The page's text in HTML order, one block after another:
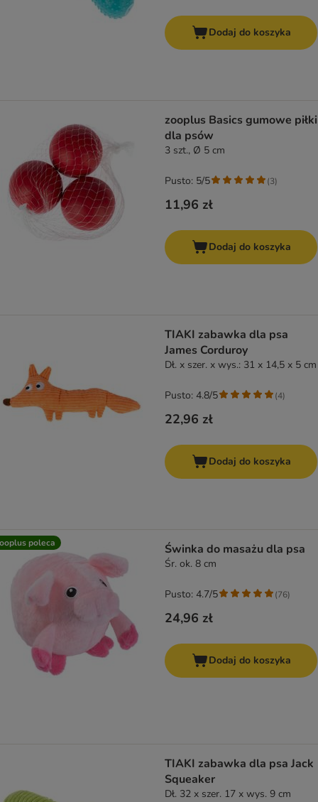
Dodaj do koszyka
zooplus Basics gumowe piłki
dla psów
3 szt., Ø 5 cm
11,96 zł
Pusto: 5/5 (3)
Dodaj do koszyka
TIAKI zabawka dla psa
James Corduroy
Dł. x szer. x wys.: 31 x 14,5 x 5 cm
22,96 zł
Pusto: 4.8/5 (4)
Dodaj do koszyka
poleca Świnka do masażu dla psa
Śr. ok. 8 cm
24,96 zł
Pusto: 4.7/5 (76)
Dodaj do koszyka
TIAKI zabawka dla psa Jack
Squeaker
Dł. 32 x szer. 17 x wys. 9 cm